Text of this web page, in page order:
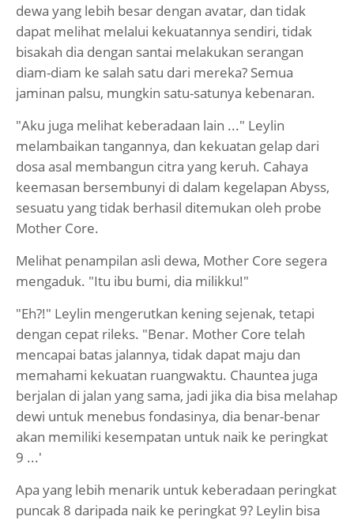
dewa yang lebih besar dengan avatar, dan tidak
dapat melihat melalui kekuatannya sendiri, tidak
bisakah dia dengan santai melakukan serangan
diam-diam ke salah satu dari mereka? Semua
jaminan palsu, mungkin satu-satunya kebenaran.
"Aku juga melihat keberadaan lain ..." Leylin
melambaikan tangannya, dan kekuatan gelap dari
dosa asal membangun citra yang keruh. Cahaya
keemasan bersembunyi di dalam kegelapan Abyss,
sesuatu yang tidak berhasil ditemukan oleh probe
Mother Core.
Melihat penampilan asli dewa, Mother Core segera
mengaduk. "Itu ibu bumi, dia milikku!"
"Eh?!" Leylin mengerutkan kening sejenak, tetapi
dengan cepat rileks. "Benar. Mother Core telah
mencapai batas jalannya, tidak dapat maju dan
memahami kekuatan ruangwaktu. Chauntea juga
berjalan di jalan yang sama, jadi jika dia bisa melahap
dewi untuk menebus fondasinya, dia benar-benar
akan memiliki kesempatan untuk naik ke peringkat
9 ...'
Apa yang lebih menarik untuk keberadaan peringkat
puncak 8 daripada naik ke peringkat 9? Leylin bisa